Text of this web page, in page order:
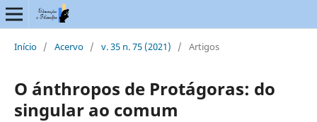
Início / Acervo / v. 35 n. 75 (2021) / Artigos
O ánthropos de Protágoras: do
singular ao comum